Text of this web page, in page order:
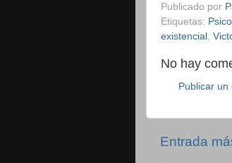
Publicado por
Etiquetas:
existencial
No hay
Publicar
Entrada